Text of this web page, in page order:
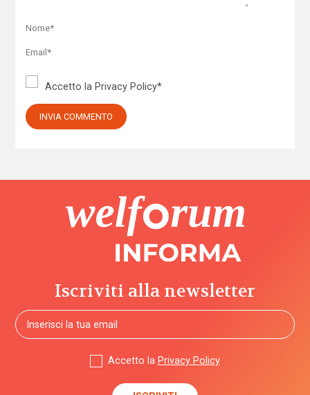
Accetto la Privacy Policy*
Iscriviti alla newsletter
Accetto la Privacy Policy